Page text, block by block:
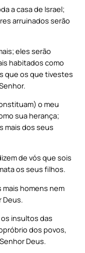
a casa de Israel;
arruinados serão
eles serão
habitados como
que os que tivestes
o meu
sua herança;
mais dos seus
de vós que sois
os seus filhos.
mais homens nem
Deus.
os insultos das
dos povos,
Deus.